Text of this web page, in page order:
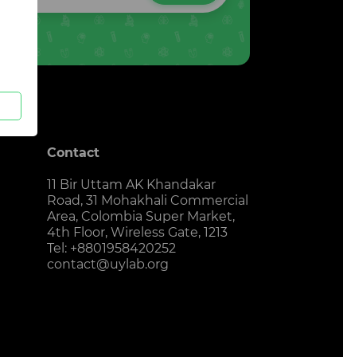
Contact
11 Bir Uttam AK Khandakar
Road, 31 Mohakhali Commercial
Area, Colombia Super Market,
4th Floor, Wireless Gate, 1213
Tel: +8801958420252
contact@uylab.org